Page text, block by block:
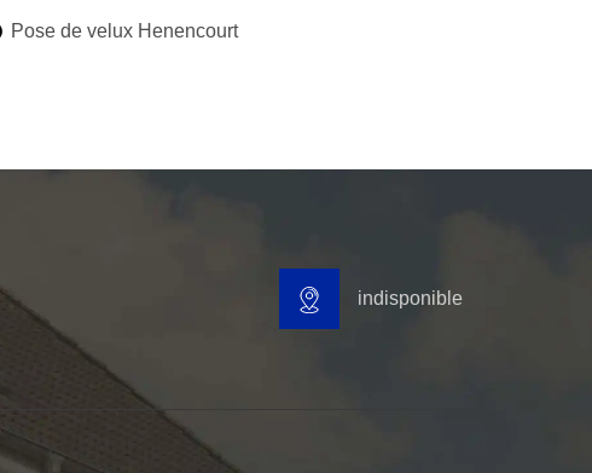
Pose de velux Henencourt
indisponible